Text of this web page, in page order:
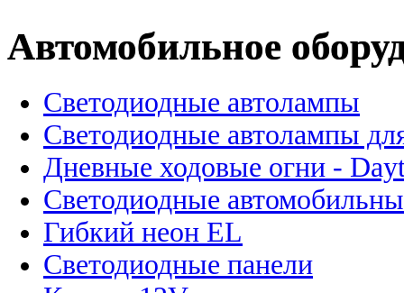
Автомобильное
Светодиодные автолампы
Светодиодные автолампы
Дневные ходовые огни -
Светодиодные
Гибкий неон EL
Светодиодные панели